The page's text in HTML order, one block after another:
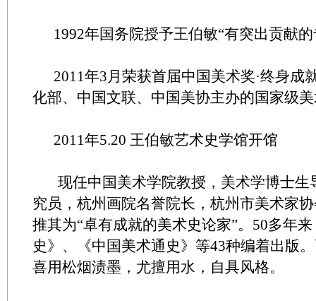
1992年国务院授予王伯敏“有突出贡献的
2011年3月荣获首届中国美术奖·终身成
化部、中国文联、中国美协主办的国家级
2011年5.20 王伯敏艺术史学馆开馆
现任中国美术学院教授，美术学博士生
究员，杭州画院名誉院长，杭州市美术家
推其为“卓有成就的美术史论家”。50多年
史》、《中国美术通史》等43种编着出版
喜用松烟渍墨，尤擅用水，自具风格